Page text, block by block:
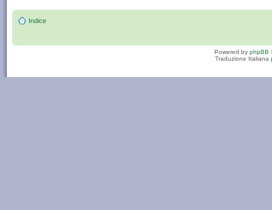
Indice
Powered by phpBB
Traduzione Italiana